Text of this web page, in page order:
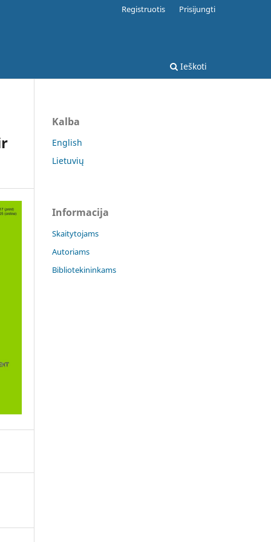
Ieškoti
Registruotis Prisijungti
Kalba
English
Lietuvių
Informacija
Skaitytojams
Autoriams
Bibliotekininkams